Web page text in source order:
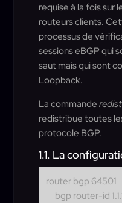
requise à la fois sur
routeurs clients.
processus de
sessions eBGP qui
saut mais qui sont
Loopback.
La commande
redistribue toutes
protocole BGP.
1.1. La
router bgp 64501
bgp router-id